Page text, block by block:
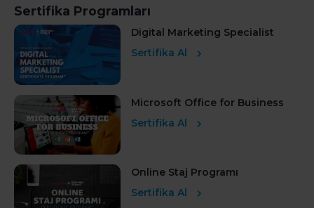
Sertifika Programları
Digital Marketing Specialist
Sertifika Al
Microsoft Office for Business
Sertifika Al
Online Staj Programı
Sertifika Al